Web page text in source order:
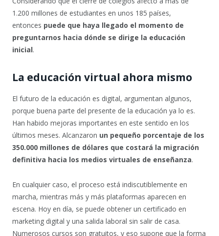
1.200 millones de estudiantes en unos 185 países,
entonces puede que haya llegado el momento de
preguntarnos hacia dónde se dirige la educación
inicial.
La educación virtual ahora mismo
El futuro de la educación es digital, argumentan algunos,
porque buena parte del presente de la educación ya lo es.
Han habido mejoras importantes en este sentido en los
últimos meses. Alcanzaron un pequeño porcentaje de los
350.000 millones de dólares que costará la migración
definitiva hacia los medios virtuales de enseñanza.
En cualquier caso, el proceso está indiscutiblemente en
marcha, mientras más y más plataformas aparecen en
escena. Hoy en día, se puede obtener un certificado en
marketing digital y una salida laboral sin salir de casa.
Numerosos cursos son gratuitos, y eso supone que la forma